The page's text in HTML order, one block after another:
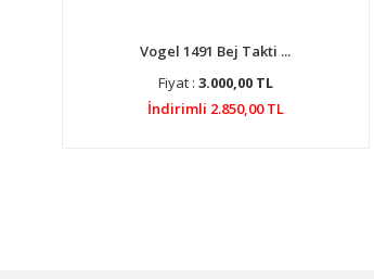
Vogel 1491 Bej Takti ...
Fiyat : 3.000,00 TL
İndirimli 2.850,00 TL